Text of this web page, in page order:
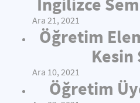
Ara 21, 2021
Öğretim
Kesin
Ara 10, 2021
Öğretim